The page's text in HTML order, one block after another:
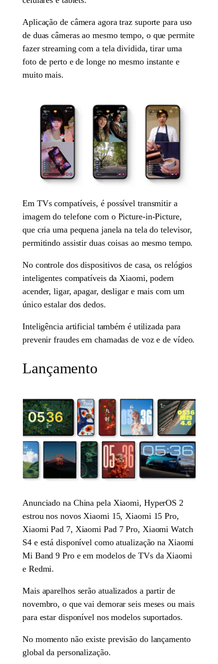
Aplicação de câmera agora traz suporte para uso
de duas câmeras ao mesmo tempo, o que permite
fazer streaming com a tela dividida, tirar uma
foto de perto e de longe no mesmo instante e
muito mais.
Em TVs compatíveis, é possível transmitir a
imagem do telefone com o Picture-in-Picture,
que cria uma pequena janela na tela do televisor,
permitindo assistir duas coisas ao mesmo tempo.
No controle dos dispositivos de casa, os relógios
inteligentes compatíveis da Xiaomi, podem
acender, ligar, apagar, desligar e mais com um
único estalar dos dedos.
Inteligência artificial também é utilizada para
prevenir fraudes em chamadas de voz e de vídeo.
Lançamento
Anunciado na China pela Xiaomi, HyperOS 2
estrou nos novos Xiaomi 15, Xiaomi 15 Pro,
Xiaomi Pad 7, Xiaomi Pad 7 Pro, Xiaomi Watch
S4 e está disponível como atualização na Xiaomi
Mi Band 9 Pro e em modelos de TVs da Xiaomi
e Redmi.
Mais aparelhos serão atualizados a partir de
novembro, o que vai demorar seis meses ou mais
para estar disponível nos modelos suportados.
No momento não existe previsão do lançamento
global da personalização.